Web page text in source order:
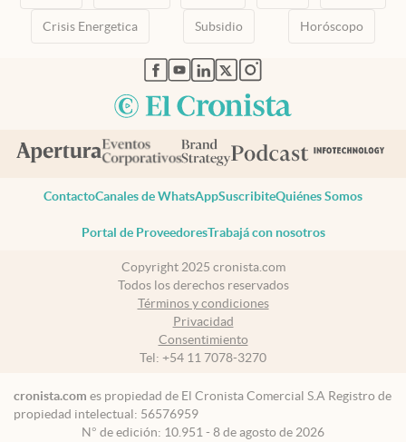
Crisis Energetica Subsidio Horóscopo
abre en nueva pestaña
abre en nueva pestaña
abre en nueva pestaña
abre en nueva pestaña
abre en nueva pestaña
ContactoCanales de WhatsAppSuscribiteQuiénes Somos
Portal de ProveedoresTrabajá con nosotros
Copyright 2025 cronista.com
Todos los derechos reservados
Términos y condiciones
Privacidad
Consentimiento
Tel: +54 11 7078-3270
cronista.com es propiedad de El Cronista Comercial S.A Registro de
propiedad intelectual: 56576959
N° de edición: 10.951 - 8 de agosto de 2026